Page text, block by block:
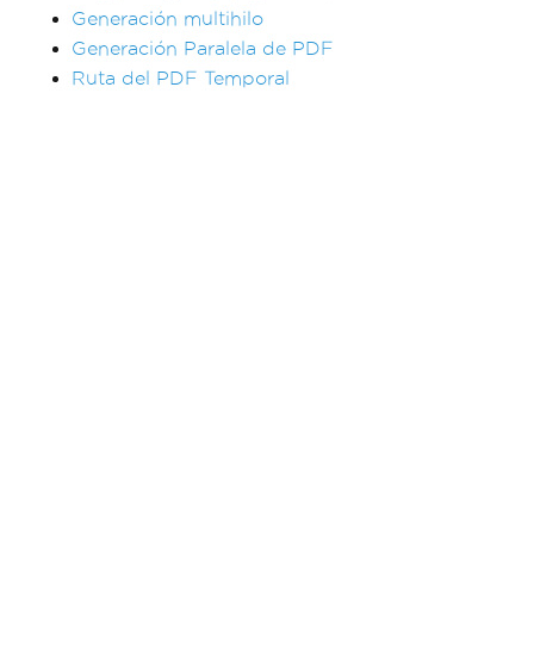
Generación multihilo
Generación Paralela de PDF
Ruta del PDF Temporal